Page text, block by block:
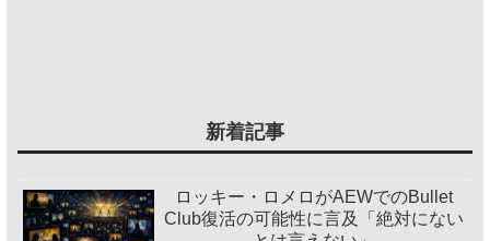
新着記事
ロッキー・ロメロがAEWでのBullet
Club復活の可能性に言及「絶対にない